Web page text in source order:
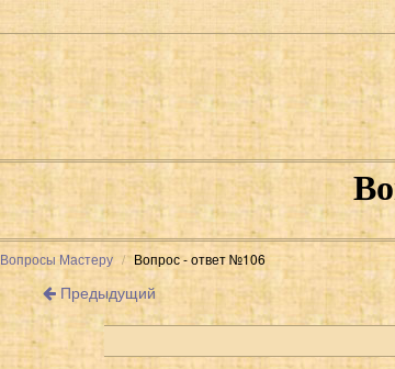
Вопросы Мастеру Вопрос - ответ №106
Предыдущий